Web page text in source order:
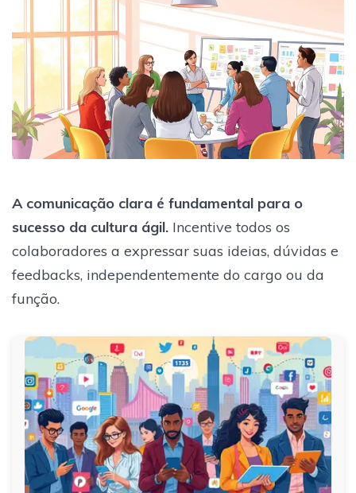
A comunicação clara é fundamental para o
sucesso da cultura ágil. Incentive todos os
colaboradores a expressar suas ideias, dúvidas e
feedbacks, independentemente do cargo ou da
função.